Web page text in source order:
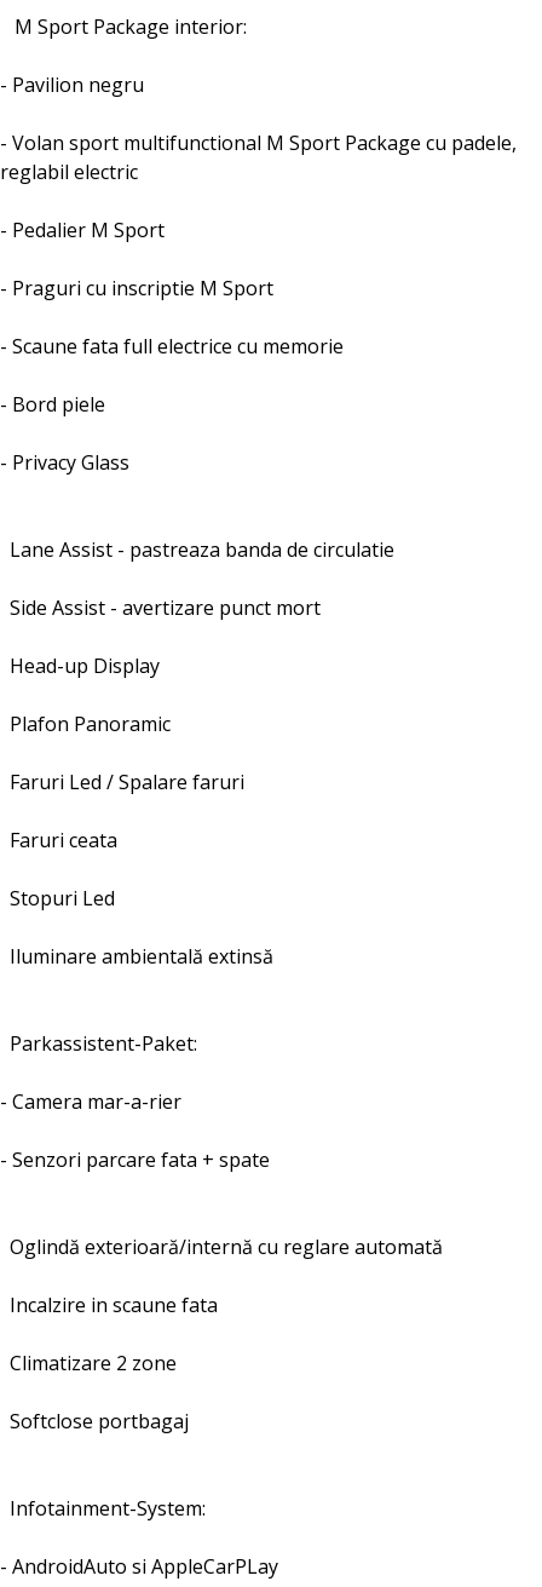
M Sport Package interior:
- Pavilion negru
- Volan sport multifunctional M Sport Package cu padele,
reglabil electric
- Pedalier M Sport
- Praguri cu inscriptie M Sport
- Scaune fata full electrice cu memorie
- Bord piele
- Privacy Glass
Lane Assist - pastreaza banda de circulatie
Side Assist - avertizare punct mort
Head-up Display
Plafon Panoramic
Faruri Led / Spalare faruri
Faruri ceata
Stopuri Led
Iluminare ambientală extinsă
Parkassistent-Paket:
- Camera mar-a-rier
- Senzori parcare fata + spate
Oglindă exterioară/internă cu reglare automată
Incalzire in scaune fata
Climatizare 2 zone
Softclose portbagaj
Infotainment-System:
- AndroidAuto si AppleCarPLay